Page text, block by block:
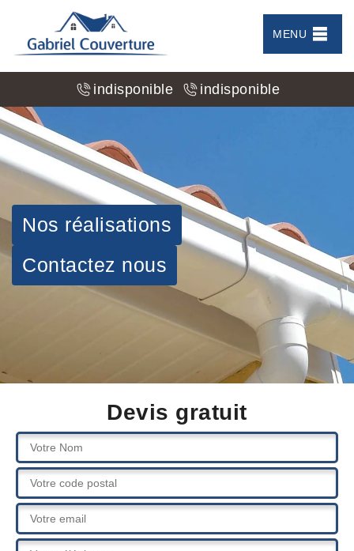
MENU
indisponible indisponible
Nos réalisations
Contactez nous
Devis gratuit